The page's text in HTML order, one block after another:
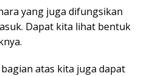
yang juga difungsikan
Dapat kita lihat bentuk
atas kita juga dapat